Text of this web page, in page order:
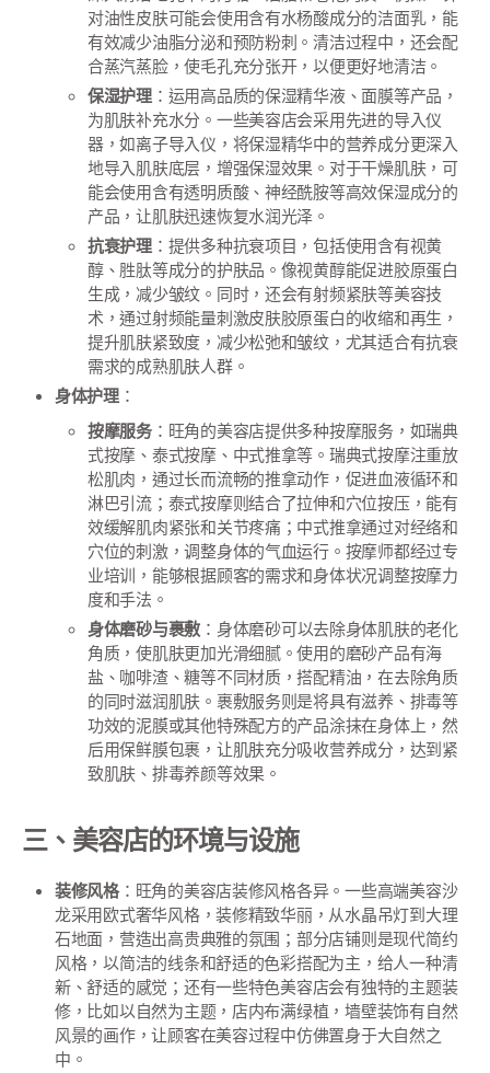
对油性皮肤可能会使用含有水杨酸成分的洁面乳，能
有效减少油脂分泌和预防粉刺。清洁过程中，还会配
合蒸汽蒸脸，使毛孔充分张开，以便更好地清洁。
保湿护理：运用高品质的保湿精华液、面膜等产品，
为肌肤补充水分。一些美容店会采用先进的导入仪
器，如离子导入仪，将保湿精华中的营养成分更深入
地导入肌肤底层，增强保湿效果。对于干燥肌肤，可
能会使用含有透明质酸、神经酰胺等高效保湿成分的
产品，让肌肤迅速恢复水润光泽。
抗衰护理：提供多种抗衰项目，包括使用含有视黄
醇、胜肽等成分的护肤品。像视黄醇能促进胶原蛋白
生成，减少皱纹。同时，还会有射频紧肤等美容技
术，通过射频能量刺激皮肤胶原蛋白的收缩和再生，
提升肌肤紧致度，减少松弛和皱纹，尤其适合有抗衰
需求的成熟肌肤人群。
身体护理：
按摩服务：旺角的美容店提供多种按摩服务，如瑞典
式按摩、泰式按摩、中式推拿等。瑞典式按摩注重放
松肌肉，通过长而流畅的推拿动作，促进血液循环和
淋巴引流；泰式按摩则结合了拉伸和穴位按压，能有
效缓解肌肉紧张和关节疼痛；中式推拿通过对经络和
穴位的刺激，调整身体的气血运行。按摩师都经过专
业培训，能够根据顾客的需求和身体状况调整按摩力
度和手法。
身体磨砂与裹敷：身体磨砂可以去除身体肌肤的老化
角质，使肌肤更加光滑细腻。使用的磨砂产品有海
盐、咖啡渣、糖等不同材质，搭配精油，在去除角质
的同时滋润肌肤。裹敷服务则是将具有滋养、排毒等
功效的泥膜或其他特殊配方的产品涂抹在身体上，然
后用保鲜膜包裹，让肌肤充分吸收营养成分，达到紧
致肌肤、排毒养颜等效果。
三、美容店的环境与设施
装修风格：旺角的美容店装修风格各异。一些高端美容沙
龙采用欧式奢华风格，装修精致华丽，从水晶吊灯到大理
石地面，营造出高贵典雅的氛围；部分店铺则是现代简约
风格，以简洁的线条和舒适的色彩搭配为主，给人一种清
新、舒适的感觉；还有一些特色美容店会有独特的主题装
修，比如以自然为主题，店内布满绿植，墙壁装饰有自然
风景的画作，让顾客在美容过程中仿佛置身于大自然之
中。